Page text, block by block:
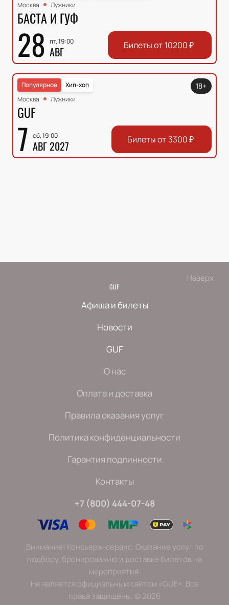
Москва
Лужники
БАСТА И ГУФ
28 пт, 19:00
АВГ Билеты от 10200₽
Хип-хоп
Популярное
Москва
Лужники
GUF
7 сб, 19:00
АВГ 2027
18+
Билеты от 3300₽
Наверх
GUF
Афиша и билеты
Новости
GUF
О нас
Оплата и доставка
Правила оказания услуг
Политика конфиденциальности
Гарантия подлинности
Контакты
+7 (800) 444-07-48
Внимание! Консьерж-сервис. Оказание услуг по
подбору, бронированию и доставке билетов на
мероприятия.
Не является официальным сайтом «GUF». Все
права защищены. © 2026